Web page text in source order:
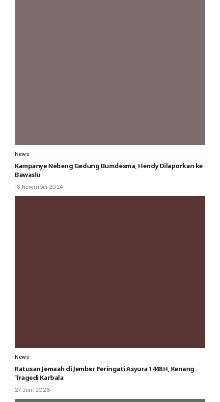
News
Kampanye Nebeng Gedung Bumdesma, Hendy Dilaporkan ke
Bawaslu
18 November 2024
News
Ratusan Jemaah di Jember Peringati Asyura 1448 H, Kenang
Tragedi Karbala
27 Juni 2026